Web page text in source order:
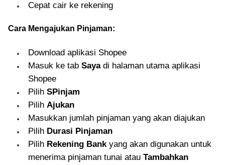
Cepat cair ke rekening
Cara Mengajukan Pinjaman:
Download aplikasi Shopee
Masuk ke tab Sayadi halaman utama aplikasi
Shopee
Pilih SPinjam
Pilih Ajukan
Masukkan jumlah pinjaman yang akan diajukan
Pilih Durasi Pinjaman
Pilih Rekening Bankyang akan digunakan untuk
menerima pinjaman tunai atau Tambahkan